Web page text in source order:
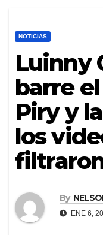
NOTICIAS
Luinny
barre
Piry y
los
By
ENE 6,